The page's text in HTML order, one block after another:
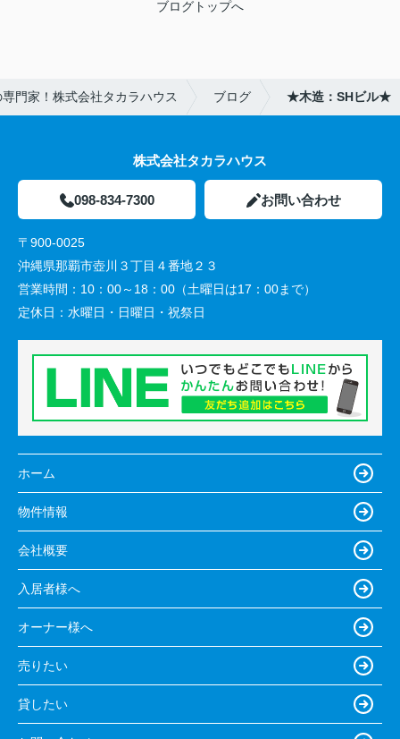
ブログトップへ
門家！株式会社タカラハウス ブログ ★木造：SHビル★
株式会社タカラハウス
098-834-7300 お問い合わせ
〒900-0025
沖縄県那覇市壺川３丁目４番地２３
営業時間： 10：00～18：00（土曜日は17：00まで）
定休日： 水曜日・日曜日・祝祭日
ホーム
物件情報
会社概要
入居者様へ
オーナー様へ
売りたい
貸したい